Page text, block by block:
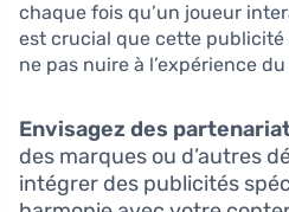
chaque fois qu’un joueur
est crucial que cette publicité
ne pas nuire à l’expérience
Envisagez des
des marques ou d’autres
intégrer des publicités